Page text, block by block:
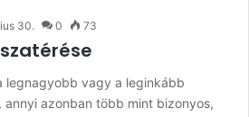
30. 0 73
legnagyobb vagy a leginkább
annyi azonban több mint bizonyos,